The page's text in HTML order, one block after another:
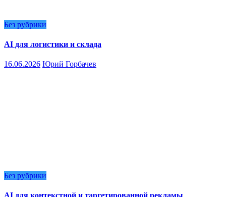
Без рубрики
AI для логистики и склада
16.06.2026 Юрий Горбачев
Без рубрики